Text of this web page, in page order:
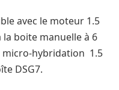
avec le moteur 1.5
la boite manuelle à 6
micro-hybridation 1.5
DSG7.